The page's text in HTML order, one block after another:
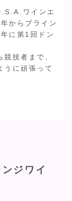
ジワイ
ワインエ
からブライン
に第1回ドン
技者まで、
うに頑張って